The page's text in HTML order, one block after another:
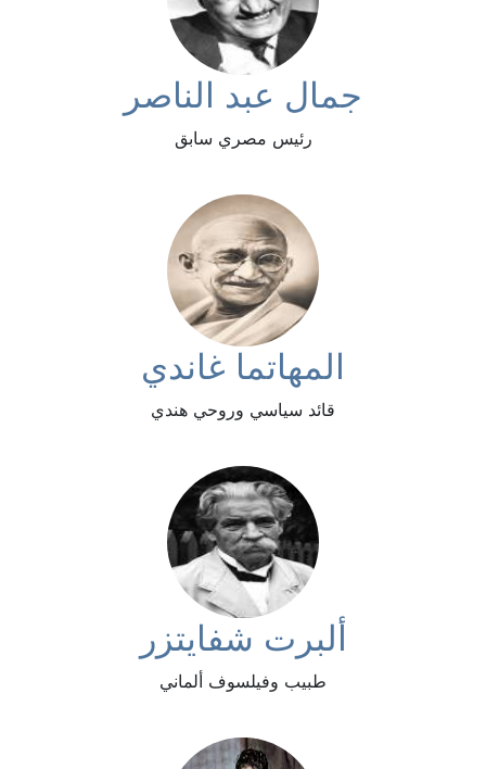
جمال عبد الناصر
رئيس مصري سابق
المهاتما غاندي
قائد سياسي وروحي هندي
ألبرت شفايتزر
طبيب وفيلسوف ألماني